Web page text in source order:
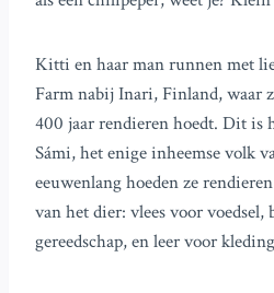
Kitti en haar man runnen met
Farm nabij Inari, Finland, waar
400 jaar rendieren hoedt. Dit is
Sámi, het enige inheemse volk
eeuwenlang hoeden ze
van het dier: vlees voor
gereedschap, en leer voor